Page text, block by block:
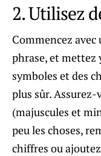
2. Utilisez
Commencez
phrase, et mettez
symboles et des
plus sûr. Assurez-
(majuscules et
peu les choses,
chiffres ou